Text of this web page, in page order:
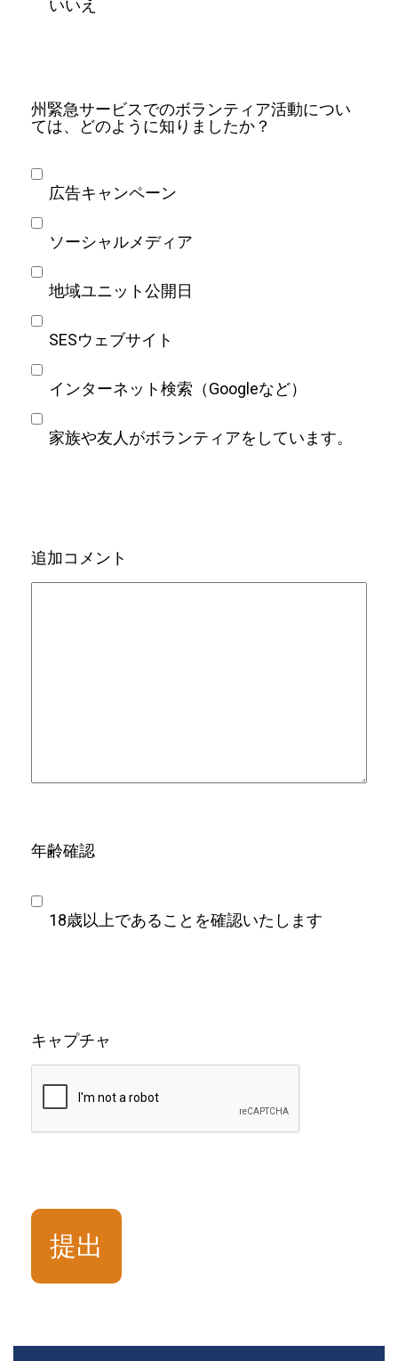
いいえ
州緊急サービスでのボランティア活動につい
ては、どのように知りましたか？
広告キャンペーン
ソーシャルメディア
地域ユニット公開日
SESウェブサイト
インターネット検索（Googleなど）
家族や友人がボランティアをしています。
追加コメント
年齢確認
18歳以上であることを確認いたします
キャプチャ